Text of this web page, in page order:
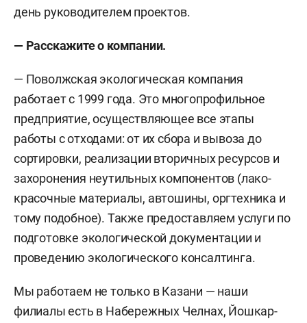
день руководителем проектов.
— Расскажите о компании.
— Поволжская экологическая компания
работает с 1999 года. Это многопрофильное
предприятие, осуществляющее все этапы
работы с отходами: от их сбора и вывоза до
сортировки, реализации вторичных ресурсов и
захоронения неутильных компонентов (лако-
красочные материалы, автошины, оргтехника и
тому подобное). Также предоставляем услуги по
подготовке экологической документации и
проведению экологического консалтинга.
Мы работаем не только в Казани — наши
филиалы есть в Набережных Челнах, Йошкар-